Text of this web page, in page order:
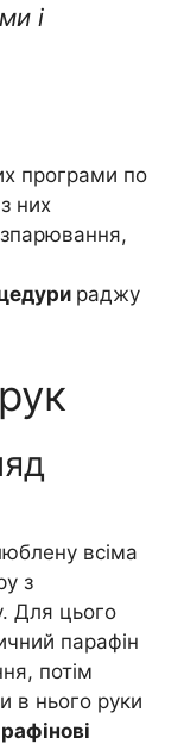
і
програми по
них
раджу
всіма
з
Для цього
парафін
потім
в нього руки